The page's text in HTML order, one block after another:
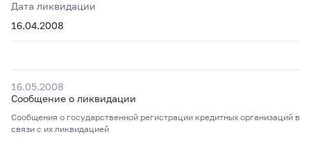
Дата ликвидации
16.04.2008
16.05.2008
Сообщение о ликвидации
Сообщения о государственной регистрации кредитных организаций в
связи с их ликвидацией